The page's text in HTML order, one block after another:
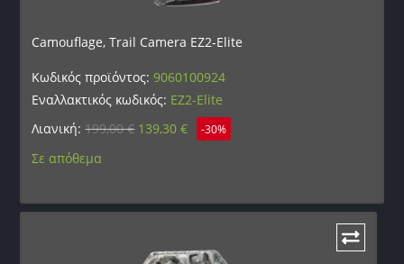
Camouflage, Trail Camera EZ2-Elite
Κωδικός προϊόντος:9060100924
Εναλλακτικός κωδικός: EZ2-Elite
Λιανική:199,00€ 139,30€ -30%
Σε απόθεμα